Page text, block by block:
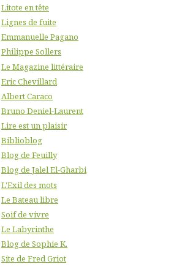
Litote en tête
Lignes de fuite
Emmanuelle Pagano
Philippe Sollers
Le Magazine littéraire
Eric Chevillard
Albert Caraco
Bruno Deniel-Laurent
Lire est un plaisir
Biblioblog
Blog de Feuilly
Blog de Jalel El-Gharbi
L'Exil des mots
Le Bateau libre
Soif de vivre
Le Labyrinthe
Blog de Sophie K.
Site de Fred Griot